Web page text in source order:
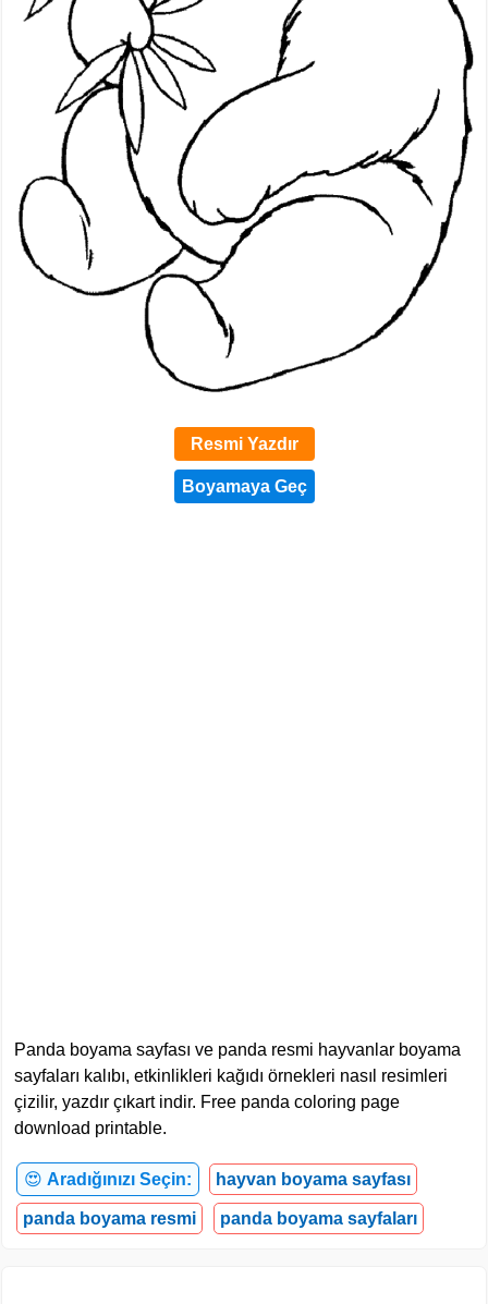
Resmi Yazdır
Panda boyama sayfası ve panda resmi hayvanlar boyama
sayfaları kalıbı, etkinlikleri kağıdı örnekleri nasıl resimleri
çizilir, yazdır çıkart indir. Free panda coloring page
download printable.
😍 Aradığınızı Seçin: hayvan boyama sayfası
panda boyama resmi panda boyama sayfaları